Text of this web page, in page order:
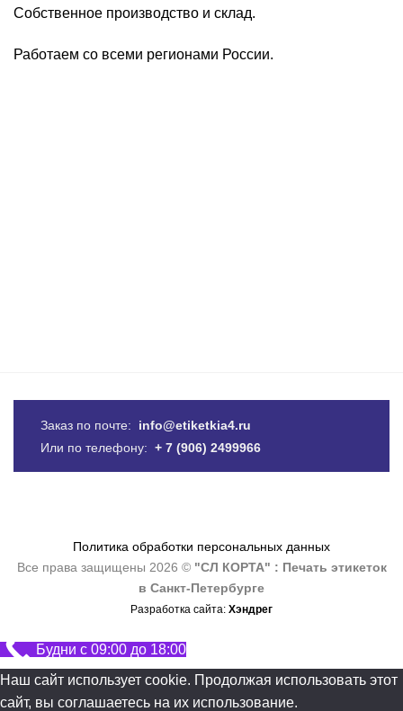
Собственное производство и склад.
Работаем со всеми регионами России.
Заказ по почте: info@etiketkia4.ru
Или по телефону: + 7 (906) 2499966
Политика обработки персональных данных
Все права защищены 2026 © "СЛ КОРТА" : Печать этикеток
в Санкт-Петербурге
Разработка сайта: Хэндрег
Будни с 09:00 до 18:00
Наш сайт использует cookie. Продолжая использовать этот
сайт, вы соглашаетесь на их использование.